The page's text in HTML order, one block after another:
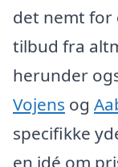
det nemt for
tilbud fra
herunder
Vojens og
specifikke
en idé om